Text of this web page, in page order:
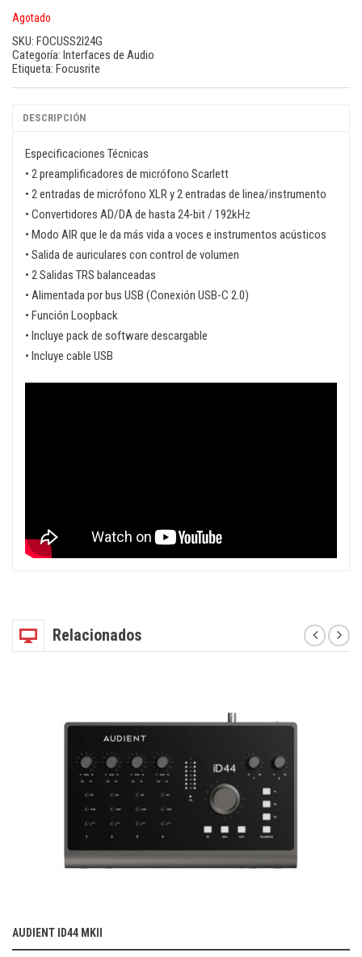
Agotado
SKU: FOCUSS2I24G
Categoría: Interfaces de Audio
Etiqueta: Focusrite
DESCRIPCIÓN
Especificaciones Técnicas
• 2 preamplificadores de micrófono Scarlett
• 2 entradas de micrófono XLR y 2 entradas de linea/instrumento
• Convertidores AD/DA de hasta 24-bit / 192kHz
• Modo AIR que le da más vida a voces e instrumentos acústicos
• Salida de auriculares con control de volumen
• 2 Salidas TRS balanceadas
• Alimentada por bus USB (Conexión USB-C 2.0)
• Función Loopback
• Incluye pack de software descargable
• Incluye cable USB
Relacionados
AUDIENT ID44 MKII